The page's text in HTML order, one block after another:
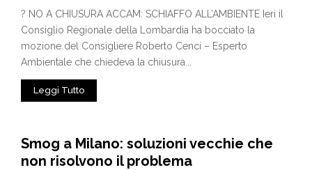
? NO A CHIUSURA ACCAM: SCHIAFFO ALL’AMBIENTE Ieri il
Consiglio Regionale della Lombardia ha bocciato la
mozione del Consigliere Roberto Cenci – Esperto
Ambientale che chiedeva la chiusura...
Leggi Tutto
Smog a Milano: soluzioni vecchie che
non risolvono il problema